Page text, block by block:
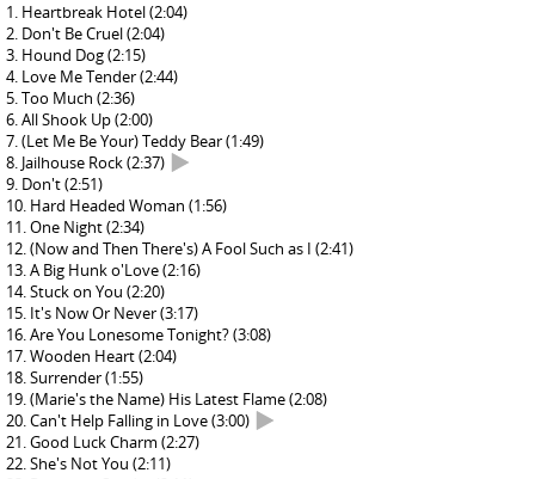
Heartbreak Hotel(2:04)
Don't Be Cruel(2:04)
Hound Dog(2:15)
Love Me Tender(2:44)
Too Much (2:36)
All Shook Up(2:00)
(Let Me Be Your) Teddy Bear(1:49)
Jailhouse Rock(2:37)
Don't(2:51)
Hard Headed Woman (1:56)
One Night(2:34)
(Now and Then There's) A Fool Such as I (2:41)
A Big Hunk o'Love(2:16)
Stuck on You (2:20)
It's Now Or Never(3:17)
Are You Lonesome Tonight?(3:08)
Wooden Heart(2:04)
Surrender(1:55)
(Marie's the Name) His Latest Flame(2:08)
Can't Help Falling in Love(3:00)
Good Luck Charm (2:27)
She's Not You (2:11)